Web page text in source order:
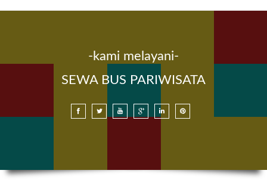
BERANDA
SEWA BUS DI BANDUNG
-kami melayani-
SEWA BUS PARIWISATA